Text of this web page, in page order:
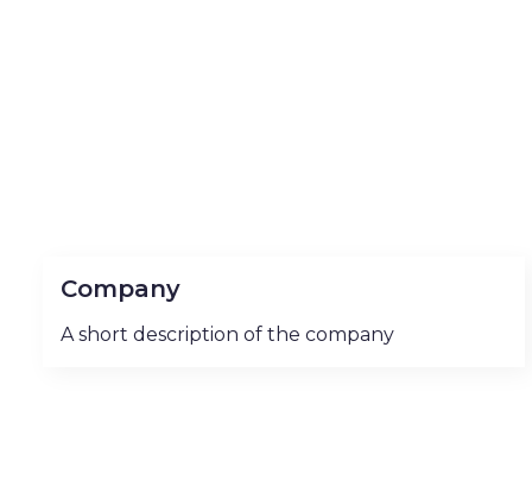
Company
A short description of the company